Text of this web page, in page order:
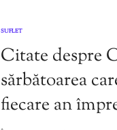
SUFLET
Citate despre
sărbătoarea
fiecare an